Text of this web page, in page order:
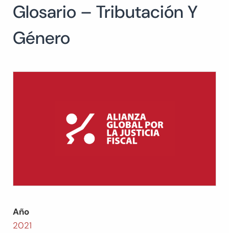
Buscar:
Glosario – Tributación Y
Género
Año
2021